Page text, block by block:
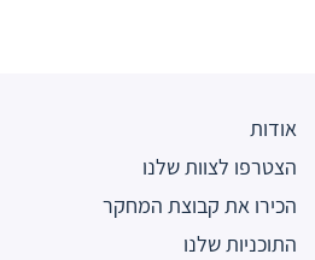
אודות
הצטרפו לצוות שלנו
הכירו את קבוצת המחקר
התוכניות שלנו